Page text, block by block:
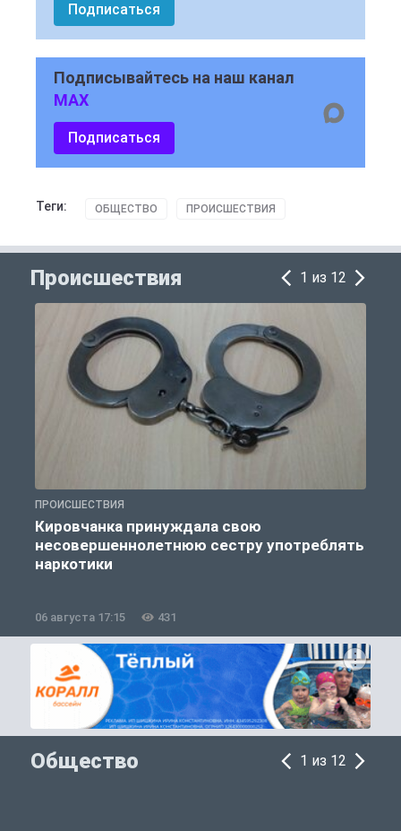
Подписаться
Подписывайтесь на наш канал
MAX
Подписаться
Теги: ОБЩЕСТВО ПРОИСШЕСТВИЯ
Происшествия 1 из 12
ПРОИСШЕСТВИЯ
Кировчанка принуждала свою
несовершеннолетнюю сестру употреблять
наркотики
06 августа 17:15 431
Общество 1 из 12